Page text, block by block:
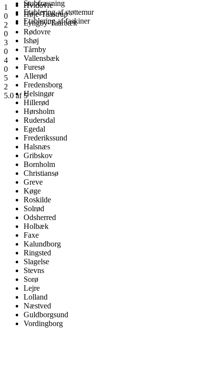
Stubfræsning
Etablering af støttemur
Etablering af faskiner
Hvidovre
Høje-Taastrup
Lyngby-Taarbæk
Rødovre
Ishøj
Tårnby
Vallensbæk
Furesø
Allerød
Fredensborg
Helsingør
Hillerød
Hørsholm
Rudersdal
Egedal
Frederikssund
Halsnæs
Gribskov
Bornholm
Christiansø
Greve
Køge
Roskilde
Solrød
Odsherred
Holbæk
Faxe
Kalundborg
Ringsted
Slagelse
Stevns
Sorø
Lejre
Lolland
Næstved
Guldborgsund
Vordingborg
1
0
2
0
3
0
4
0
5
2
5.0 af 5